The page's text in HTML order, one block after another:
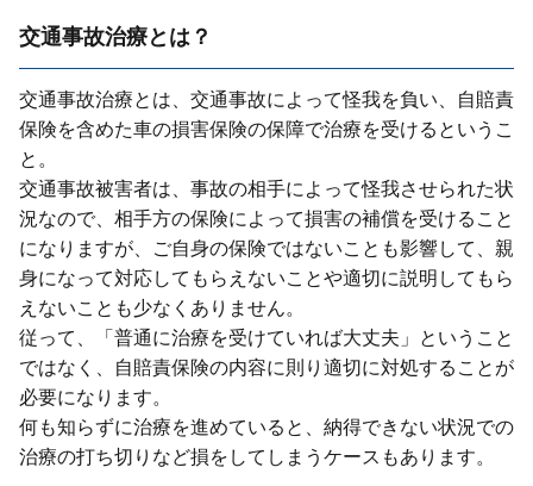
交通事故治療とは？
交通事故治療とは、交通事故によって怪我を負い、⾃賠責
保険を含めた⾞の損害保険の保障で治療を受けるというこ
と。
交通事故被害者は、事故の相⼿によって怪我させられた状
況なので、相⼿⽅の保険によって損害の補償を受けること
になりますが、ご⾃⾝の保険ではないことも影響して、親
⾝になって対応してもらえないことや適切に説明してもら
えないことも少なくありません。
従って、「普通に治療を受けていれば⼤丈夫」ということ
ではなく、⾃賠責保険の内容に則り適切に対処することが
必要になります。
何も知らずに治療を進めていると、納得できない状況での
治療の打ち切りなど損をしてしまうケースもあります。